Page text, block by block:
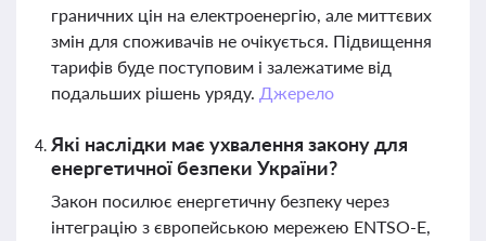
граничних цін на електроенергію, але миттєвих
змін для споживачів не очікується. Підвищення
тарифів буде поступовим і залежатиме від
подальших рішень уряду. Джерело
Які наслідки має ухвалення закону для
енергетичної безпеки України?
Закон посилює енергетичну безпеку через
інтеграцію з європейською мережею ENTSO-E,